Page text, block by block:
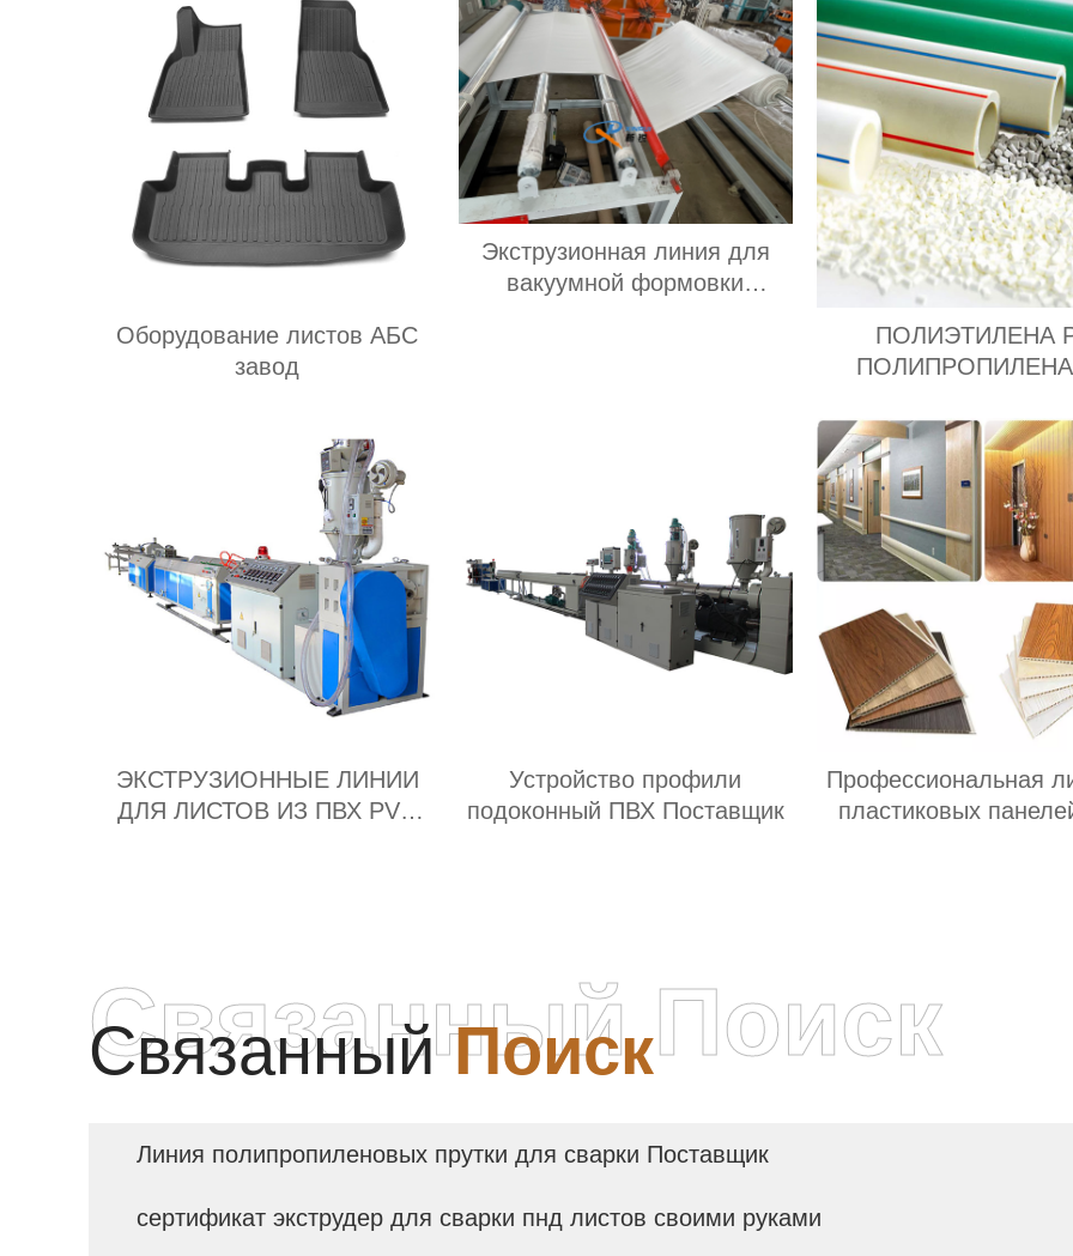
Оборудование листов АБС
завод
Экструзионная линия для
вакуумной формовки
ПОЛИЭТИЛЕНА
ПОЛИПРОПИЛЕНА
ЭКСТРУЗИОННЫЕ ЛИНИИ
ДЛЯ ЛИСТОВ ИЗ ПВХ PVC
Устройство профили
подоконный ПВХ Поставщик
Профессиональная
пластиковых
СвязанныйПоиск
Связанный Поиск
Линия полипропиленовых прутки для сварки Поставщик
сертификат экструдер для сварки пнд листов своими руками